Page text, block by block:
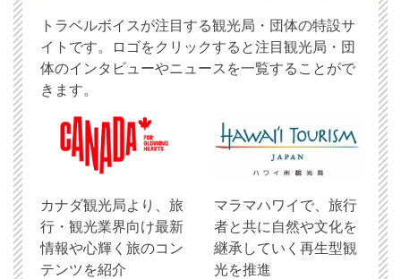
トラベルボイスが注目する観光局・団体の特設サ
イトです。ロゴをクリックすると注目観光局・団
体のインタビューやニュースを一覧することがで
きます。
​カナダ観光局より、旅
行・観光業界向け最新
情報や心輝く旅のコン
テンツを紹介
マラマハワイで、旅行
者と共に自然や文化を
継承していく再生型観
光を推進